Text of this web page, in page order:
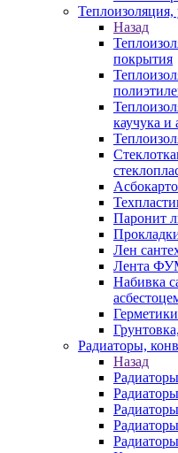
Назад
покрытия
каучука и
Паронит
Лен
Лента
Набивка
Герметики
Радиаторы,
Назад